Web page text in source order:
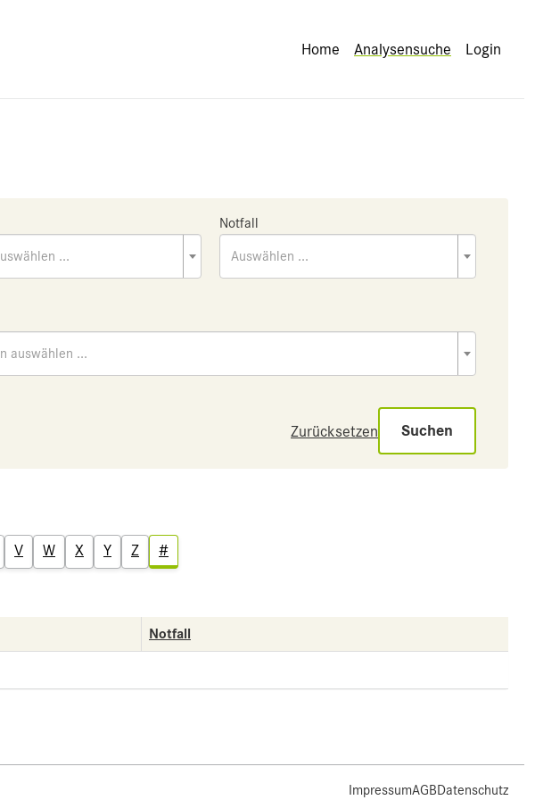
Home Analysensuche Login
...
Notfall
Auswählen ...
auswählen ...
Zurücksetzen Suchen
V W X Y Z #
Notfall
ImpressumAGBDatenschutz